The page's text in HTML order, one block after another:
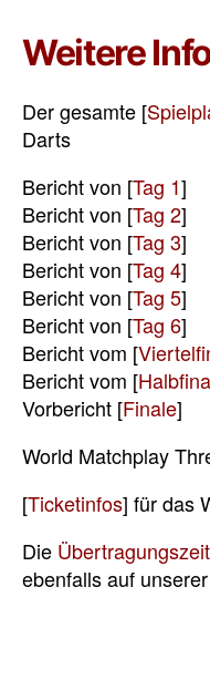
Weitere
Der gesamte [
Darts
Bericht von [Tag 1]
Bericht von [Tag 2]
Bericht von [Tag 3]
Bericht von [Tag 4]
Bericht von [Tag 5]
Bericht von [Tag 6]
Bericht vom [
Bericht vom [
Vorbericht [Finale]
World Matchplay
[Ticketinfos] für das
Die
ebenfalls auf